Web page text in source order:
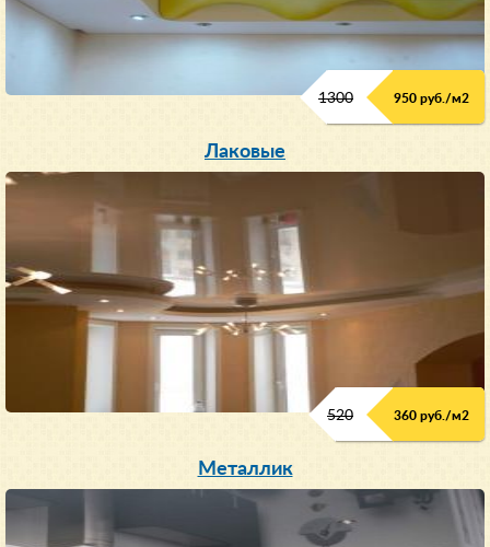
1300 950 руб./м2
Лаковые
520 360 руб./м2
Металлик